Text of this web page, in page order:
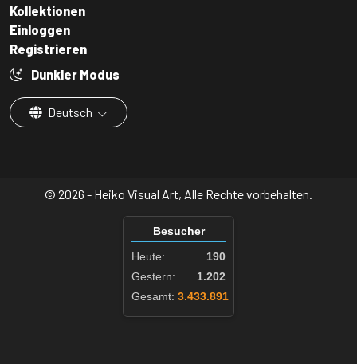
Kollektionen
Einloggen
Registrieren
Dunkler Modus
Deutsch
© 2026 - Heiko Visual Art, Alle Rechte vorbehalten.
Besucher
Heute:
190
Gestern:
1.202
Gesamt: 3.433.891